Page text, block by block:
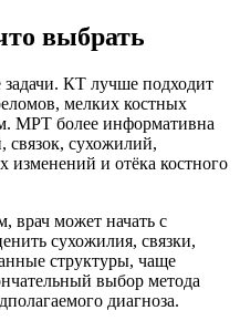
выбрать
КТ лучше подходит
мелких костных
МРТ более информативна
связок, сухожилий,
изменений и отёка костного
врач может начать с
сухожилия, связки,
структуры, чаще
выбор метода
диагноза.